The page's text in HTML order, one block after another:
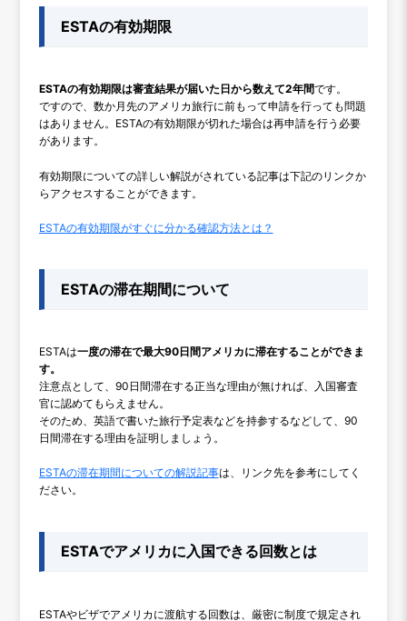
ESTAの有効期限
ESTAの有効期限は審査結果が届いた日から数えて2年間です。
ですので、数か月先のアメリカ旅行に前もって申請を行っても問題
はありません。ESTAの有効期限が切れた場合は再申請を行う必要
があります。
有効期限についての詳しい解説がされている記事は下記のリンクか
らアクセスすることができます。
ESTAの有効期限がすぐに分かる確認方法とは？
ESTAの滞在期間について
ESTAは一度の滞在で最大90日間アメリカに滞在することができま
す。
注意点として、90日間滞在する正当な理由が無ければ、入国審査
官に認めてもらえません。
そのため、英語で書いた旅行予定表などを持参するなどして、90
日間滞在する理由を証明しましょう。
ESTAの滞在期間についての解説記事は、リンク先を参考にしてく
ださい。
ESTAでアメリカに入国できる回数とは
ESTAやビザでアメリカに渡航する回数は、厳密に制度で規定され